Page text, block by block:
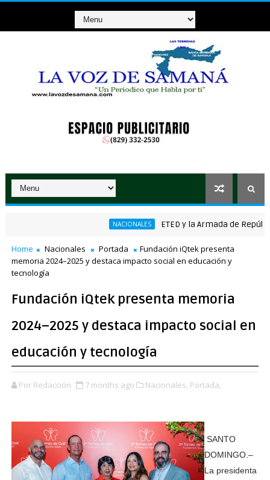
NACIONALES ETED y la Armada de República
Home Nacionales Portada
Fundación iQtek presenta
memoria 2024–2025 y destaca impacto social en educación y
tecnología
Fundación iQtek presenta memoria
2024–2025 y destaca impacto social en
educación y tecnología
Por Redacción 7 months ago Nacionales, Portada,
SANTO
DOMINGO.–
La presidenta